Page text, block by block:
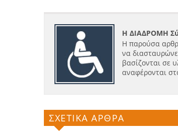
Η ΔΙΑΔΡΟΜΗ
Η παρούσα
να
βασίζονται σε
αναφέρονται
ΣΧΕΤΙΚΑ ΑΡΘΡΑ